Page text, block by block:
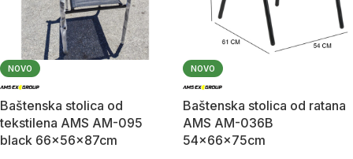
NOVO
Baštenska stolica od
tekstilena AMS AM-095
black 66x56x87cm
NOVO
Baštenska stolica od ratana
AMS AM-036B
54x66x75cm